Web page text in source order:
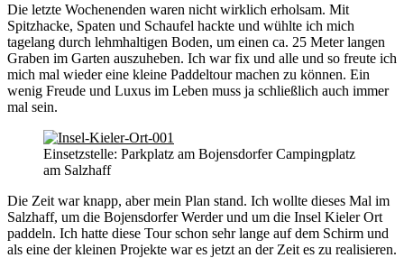
Die letzte Wochenenden waren nicht wirklich erholsam. Mit
Spitzhacke, Spaten und Schaufel hackte und wühlte ich mich
tagelang durch lehmhaltigen Boden, um einen ca. 25 Meter langen
Graben im Garten auszuheben. Ich war fix und alle und so freute ich
mich mal wieder eine kleine Paddeltour machen zu können. Ein
wenig Freude und Luxus im Leben muss ja schließlich auch immer
mal sein.
Einsetzstelle: Parkplatz am Bojensdorfer Campingplatz
am Salzhaff
Die Zeit war knapp, aber mein Plan stand. Ich wollte dieses Mal im
Salzhaff, um die Bojensdorfer Werder und um die Insel Kieler Ort
paddeln. Ich hatte diese Tour schon sehr lange auf dem Schirm und
als eine der kleinen Projekte war es jetzt an der Zeit es zu realisieren.